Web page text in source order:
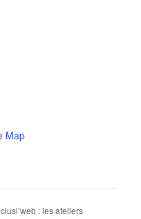
Map
: les ateliers